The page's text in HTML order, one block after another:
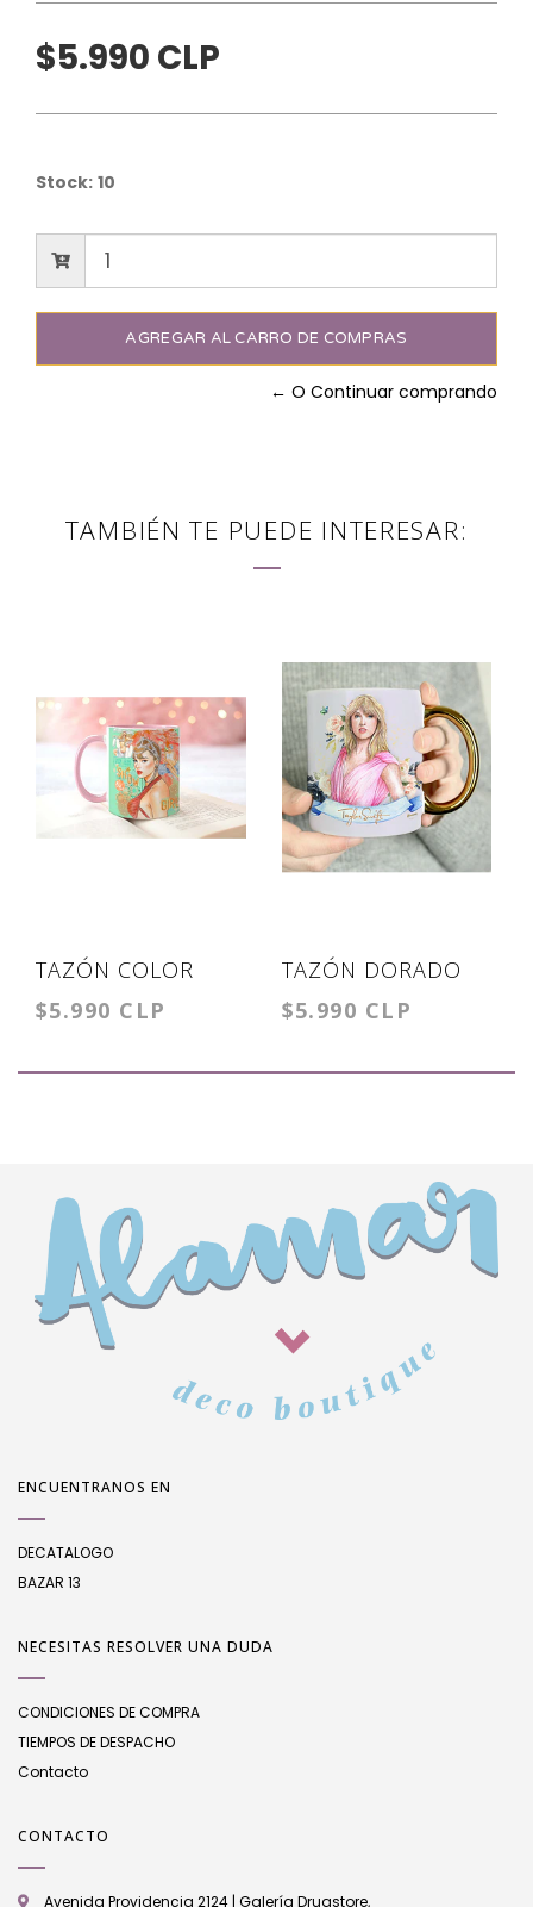
$5.990 CLP
Stock: 10
← O Continuar comprando
TAMBIÉN TE PUEDE INTERESAR:
TAZÓN COLOR
TAYLOR 2
$5.990 CLP
TAZÓN DORADO
TAYLOR
$5.990 CLP
ENCUENTRANOS EN
DECATALOGO
BAZAR 13
NECESITAS RESOLVER UNA DUDA
CONDICIONES DE COMPRA
TIEMPOS DE DESPACHO
Contacto
CONTACTO
Avenida Providencia 2124 | Galería Drugstore,